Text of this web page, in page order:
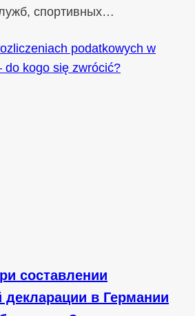
спортивных…
составлении
декларации в Германии